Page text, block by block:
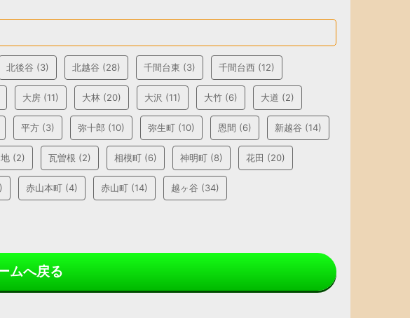
北後谷 (3) 北越谷 (28) 千間台東 (3) 千間台西 (12)
大房 (11) 大林 (20) 大沢 (11) 大竹 (6) 大道 (2)
平方 (3) 弥十郎 (10) 弥生町 (10) 恩間 (6) 新越谷 (14)
(2) 瓦曽根 (2) 相模町 (6) 神明町 (8) 花田 (20)
赤山本町 (4) 赤山町 (14) 越ヶ谷 (34)
ムへ戻る